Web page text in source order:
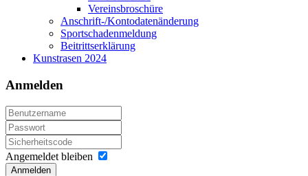
Vereinsbroschüre
Anschrift-/Kontodatenänderung
Sportschadenmeldung
Beitrittserklärung
Kunstrasen 2024
Anmelden
Angemeldet bleiben
Anmelden